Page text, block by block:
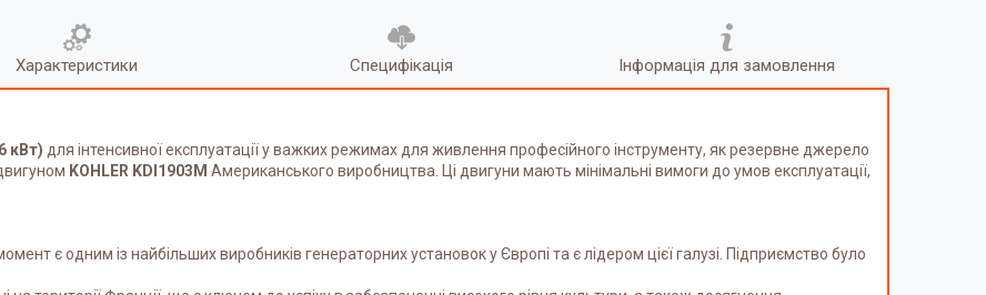
Характеристики Специфікація Інформація для замовлення
кВт) для інтенсивної експлуатації у важких режимах для живлення професійного інструменту, як резервне джерело
KOHLER KDI1903M Американського виробництва. Ці двигуни мають мінімальні вимоги до умов експлуатації,
є одним із найбільших виробників генераторних установок у Європі та є лідером цієї галузі. Підприємство було